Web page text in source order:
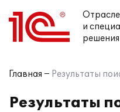
и
решения
Главная Результаты
Результаты